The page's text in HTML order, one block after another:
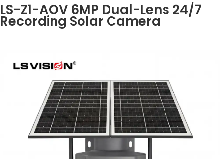
LS-Z1-AOV 6MP Dual-Lens 24/7
Recording Solar Camera